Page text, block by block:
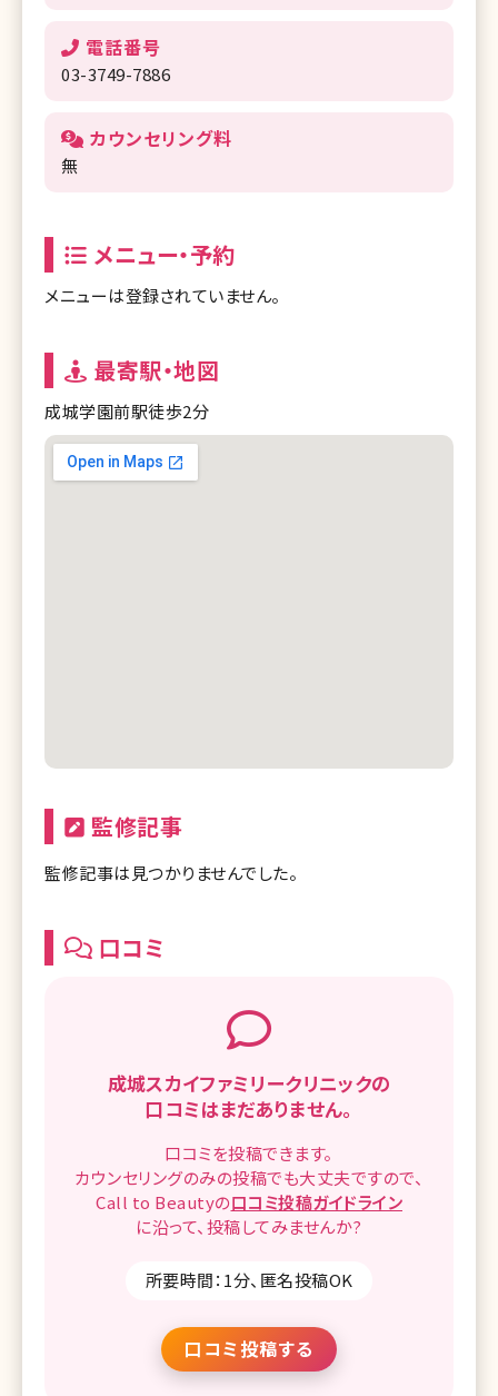
電話番号
03-3749-7886
カウンセリング料
無
メニュー・予約
メニューは登録されていません。
最寄駅・地図
成城学園前駅徒歩2分
監修記事
監修記事は見つかりませんでした。
口コミ
成城スカイファミリークリニックの
口コミはまだありません。
口コミを投稿できます。
カウンセリングのみの投稿でも大丈夫ですので、
Call to Beautyの口コミ投稿ガイドライン
に沿って、 投稿してみませんか?
所要時間：1分、匿名投稿OK
口コミ投稿する